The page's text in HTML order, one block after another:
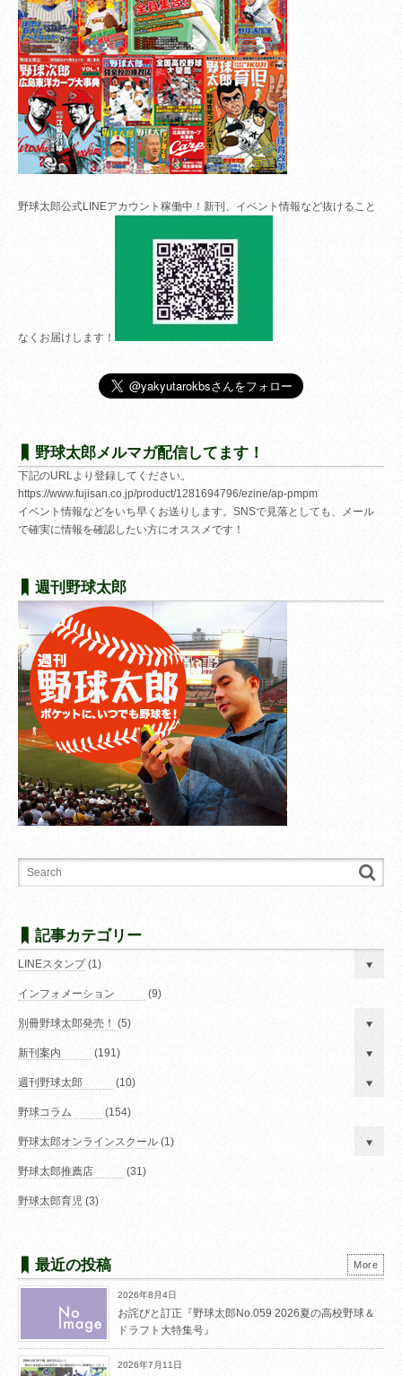
野球太郎公式LINEアカウント稼働中！新刊、イベント情報など抜けること
なくお届けします！
野球太郎メルマガ配信してます！
下記のURLより登録してください。
https://www.fujisan.co.jp/product/1281694796/ezine/ap-pmpm
イベント情報などをいち早くお送りします。SNSで見落としても、メール
で確実に情報を確認したい方にオススメです！
週刊野球太郎
記事カテゴリー
LINEスタンプ(1)
インフォメーション (9)
別冊野球太郎発売！ (5)
新刊案内 (191)
週刊野球太郎 (10)
野球コラム (154)
野球太郎オンラインスクール (1)
野球太郎推薦店 (31)
野球太郎育児 (3)
最近の投稿
2026年8月4日
お詫びと訂正『野球太郎No.059 2026夏の高校野球＆
ドラフト大特集号』
2026年7月11日
More